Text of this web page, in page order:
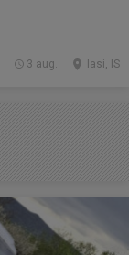
Iasi, IS
3 aug.